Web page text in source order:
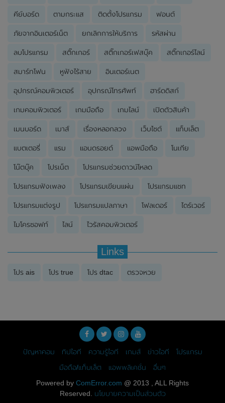
คีย์บอร์ด ตามกระแส ติดตั้งโปรแกรม ฟอนต์
ภัยจากอินเตอร์เน็ต ยกเลิกการให้บริการ รหัสผ่าน
ลบโปรแกรม สติ๊กเกอร์ สติ๊กเกอร์เฟสบุ๊ค สติ๊กเกอร์ไลน์
สมาร์ทโฟน หูฟังไร้สาย อินเตอร์เนต
อุปกรณ์คอมพิวเตอร์ อุปกรณ์โทรศัพท์ ฮาร์ดดิสก์
เกมคอมพิวเตอร์ เกมมือถือ เกมไลน์ เปิดตัวสินค้า
เมนบอร์ด เมาส์ เรื่องหลอกลวง เว็บไซต์ แท็บเล็ต
แบตเตอรี่ แรม แอนดรอยด์ แอพมือถือ โนเกีย
โน๊ตบุ๊ค โปรเน็ต โปรแกรมช่วยดาวน์โหลด
โปรแกรมฟังเพลง โปรแกรมเขียนแผ่น โปรแกรมแชท
โปรแกรมแต่งรูป โปรแกรมแปลภาษา โฟลเดอร์ ไดร์เวอร์
ไมโครซอฟท์ ไลน์ ไวรัสคอมพิวเตอร์
Links
โปร ais โปร true โปร dtac ตรวจหวย
ปัญหาคอม ทิปไอที ความรู้ไอที เกมส์ ข่าวไอที
โปรแกรม
มือถือ/แท็บเล็ต
แอพพลิเคชั่น
อื่นๆ
Powered by ComError.com @ 2013 , ALL Rights
Reserved. นโยบายความเป็นส่วนตัว